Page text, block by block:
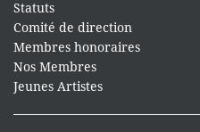
Statuts
Comité de direction
Membres honoraires
Nos Membres
Jeunes Artistes